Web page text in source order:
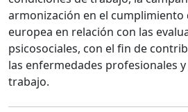
armonización en el cumplimiento
europea en relación con las
psicosociales, con el fin de
las enfermedades profesionales
trabajo.